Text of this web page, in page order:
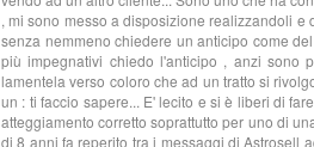
, mi sono messo a disposizione realizzandoli
senza nemmeno chiedere un anticipo come
più impegnativi chiedo l'anticipo , anzi
lamentela verso coloro che ad un tratto si
un : ti faccio sapere... E' lecito e si è liberi di
atteggiamento corretto soprattutto per uno di
di 8 anni fa reperito tra i messaggi di Astrosell